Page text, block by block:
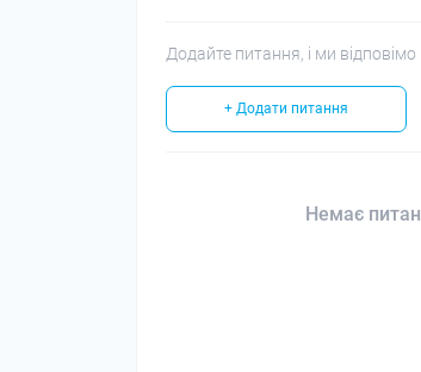
Додайте питання, і ми
+ Додати питання
Немає